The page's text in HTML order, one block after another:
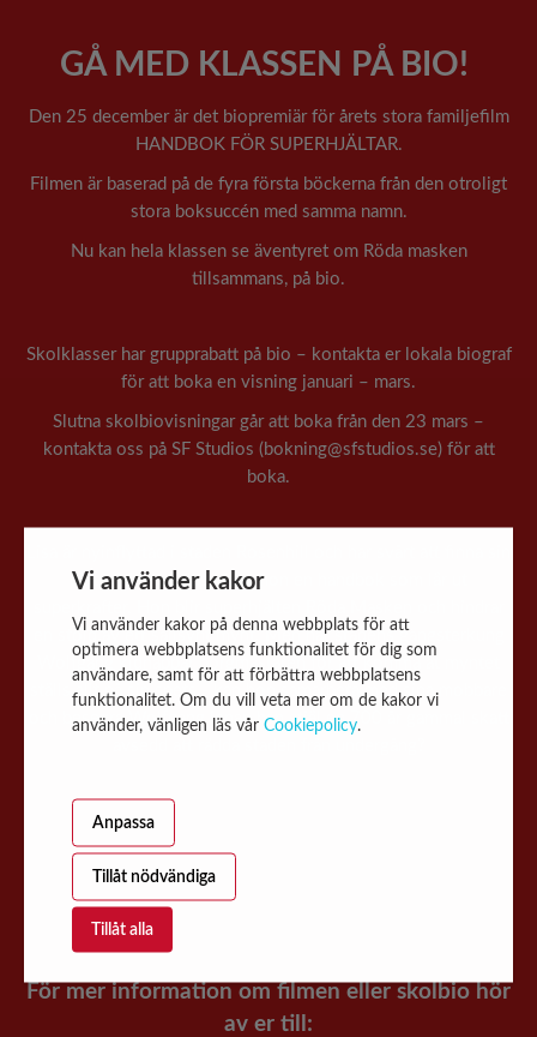
Vi använder kakor
Vi använder kakor på denna webbplats för att
optimera webbplatsens funktionalitet för dig som
användare, samt för att förbättra webbplatsens
funktionalitet. Om du vill veta mer om de kakor vi
använder, vänligen läs vår Cookiepolicy.
Anpassa
Tillåt nödvändiga
Tillåt alla
GÅ MED KLASSEN PÅ BIO!
Den 25 december är det biopremiär för årets stora familjefilm
HANDBOK FÖR SUPERHJÄLTAR.
Filmen är baserad på de fyra första böckerna från den otroligt
stora boksuccén med samma namn.
Nu kan hela klassen se äventyret om Röda masken
tillsammans, på bio.
Skolklasser har grupprabatt på bio – kontakta er lokala biograf
för att boka en visning januari – mars.
Slutna skolbiovisningar går att boka från den 23 mars –
kontakta oss på SF Studios ( bokning@sfstudios.se) för att
boka.
plats. Men en dag hittar hon en handbok som lär ut
en stöld av ett sällsynt mynt. Men när stadens gangsterkung
Wolfgang kidnappar borgmästaren för att komma åt myntet
ställs allt på sin spets - kan hon samarbeta med sina mobbare
och besegra Wolfgang innan han stjäl en 700 år gammal skatt
För mer information om filmen eller skolbio hör
av er till: